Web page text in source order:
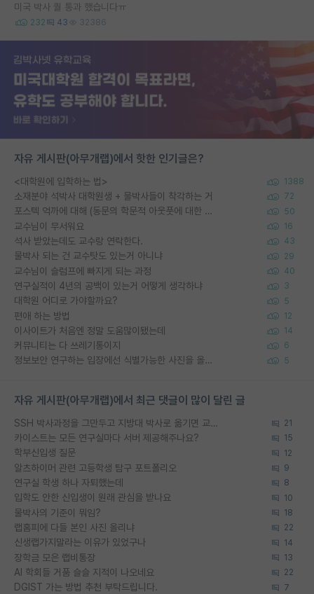
미국 박사 퀄 통과 했습니다ㅠ
232 43 32386
자유 게시판(아무개랩)에서 핫한 인기글은?
<대학원에 입학하는 법> 1388
소재분야 석박사 대학원생 + 물박사들이 착각하는 거 72
포스텍 억까에 대해 (동문의 학문적 아웃풋에 대한 반박) 50
교수님이 무서워요 16
석사 받았는데도 교수랑 연락한다. 43
물박사 되는 건 교수탓도 있는거 아니냐 29
교수님이 슬럼프에 빠지게 되는 과정 40
연구실적이 4년의 공백이 있는거 어떻게 생각하냐 3
대학원 어디로 가야할까요? 5
편애 하는 방법 12
이사이트가 처음엔 정말 도움많이됐는데 14
커뮤니티는 다 쓰레기통이지 6
정보보안 연구하는 입장에선 식별가능한 사진을 올리는건 비추이긴함 5
자유 게시판(아무개랩)에서 최근 댓글이 많이 달린 글
SSH 박사과정을 그만두고 지방대 박사로 옮기면 교수의 꿈은 끝일까요? 21
카이스트는 모든 연구실마다 서버 제공해주나요? 15
학부신입생 질문 12
알츠하이머 관련 고등학생 탐구 포트폴리오 9
연구실 학생 하나 자퇴했는데 8
입학도 안한 신입생이 원래 관심을 받나요 10
물박사의 기준이 뭐임? 18
랩홈피에 다들 본인 사진 올리냐 22
신생랩가지말라는 이유가 있었구나 14
장학금 모은 랩비통장 13
AI 학회들 거품 슬슬 지적이 나오네요 22
DGIST 가는 방법 추천 부탁드립니다. 7